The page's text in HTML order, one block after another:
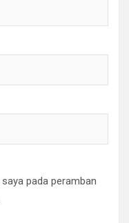
pada peramban